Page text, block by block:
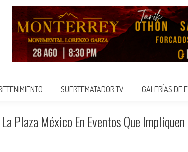
SUERTEMATADOR TV GALERÍAS DE
Plaza México En Eventos Que Impliquen